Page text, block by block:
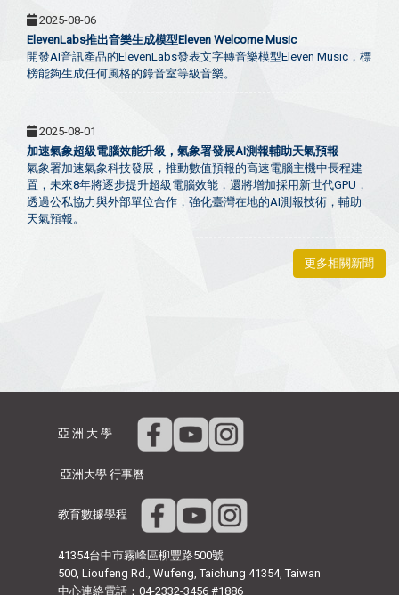
2025-08-06
ElevenLabs推出音樂生成模型Eleven Welcome Music
開發AI音訊產品的ElevenLabs發表文字轉音樂模型Eleven Music，標
榜能夠生成任何風格的錄音室等級音樂。
2025-08-01
加速氣象超級電腦效能升級，氣象署發展AI測報輔助天氣預報
氣象署加速氣象科技發展，推動數值預報的高速電腦主機中長程建
置，未來8年將逐步提升超級電腦效能，還將增加採用新世代GPU，
透過公私協力與外部單位合作，強化臺灣在地的AI測報技術，輔助
天氣預報。
更多相關新聞
亞 洲 大 學
亞洲大學 行事曆
教育數據學程
41354台中市霧峰區柳豐路500號
500, Lioufeng Rd., Wufeng, Taichung 41354, Taiwan
中心連絡電話：04-2332-3456 #1886